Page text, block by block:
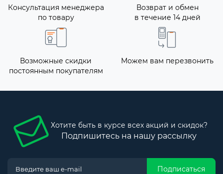
Консультация менеджера
по товару
Возврат и обмен
в течение 14 дней
Возможные скидки
постоянным покупателям
Можем вам перезвонить
Хотите быть в курсе всех акций и скидок?
Подпишитесь на нашу рассылку
Подписаться